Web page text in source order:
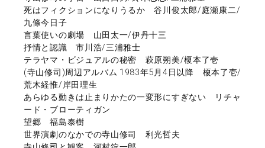
死はフィクションになりうるか 谷川俊太郎/庭瀬康二/
九條今日子
言葉使いの劇場 山田太一/伊丹十三
抒情と認識 市川浩/三浦雅士
テラヤマ・ビジュアルの秘密 萩原朔美/榎本了壱
(寺山修司)周辺アルバム 1983年5月4日以降 榎本了壱/
荒木経惟/岸田理生
あらゆる動きは止まりかたの一変形にすぎない リチャ
ード・ブローティガン
望郷 福島泰樹
世界演劇のなかでの寺山修司 利光哲夫